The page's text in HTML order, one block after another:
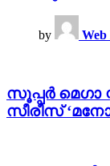
by Web
സൂപ്പർ മെഗാ
സീരീസ്